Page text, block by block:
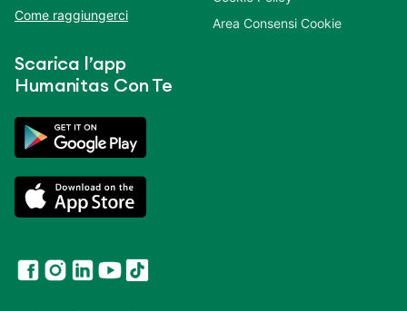
Come raggiungerci
Scarica l’app
Humanitas Con Te
Area Consensi Cookie